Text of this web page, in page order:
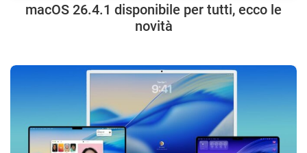
macOS 26.4.1 disponibile per tutti, ecco le
novità